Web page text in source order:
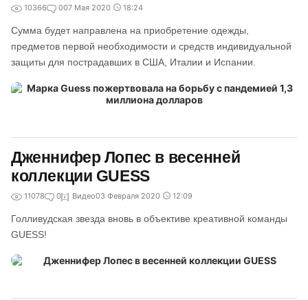
10366 007 Мая 2020 18:24
Сумма будет направлена на приобретение одежды,
предметов первой необходимости и средств индивидуальной
защиты для пострадавших в США, Италии и Испании.
Дженнифер Лопес в весенней
коллекции GUESS
11078 0 Видео03 Февраля 2020 12:09
Голливудская звезда вновь в объективе креативной команды
GUESS!